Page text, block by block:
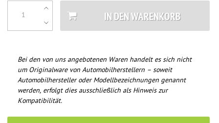
IN DEN WARENKORB
Bei den von uns angebotenen Waren handelt es sich nicht
um Originalware von Automobilherstellern – soweit
Automobilhersteller oder Modellbezeichnungen genannt
werden, erfolgt dies ausschließlich als Hinweis zur
Kompatibilität.